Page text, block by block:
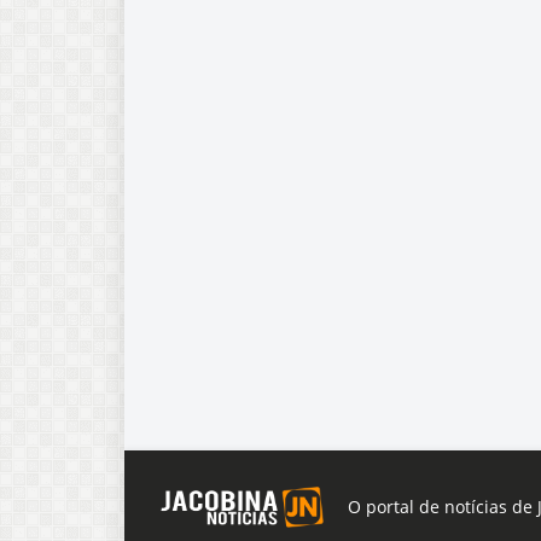
O portal de notícias de